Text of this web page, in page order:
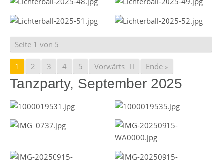
Seite 1 von 5
1 2 3 4 5 Vorwärts Ende »
Tanzparty, September 2025